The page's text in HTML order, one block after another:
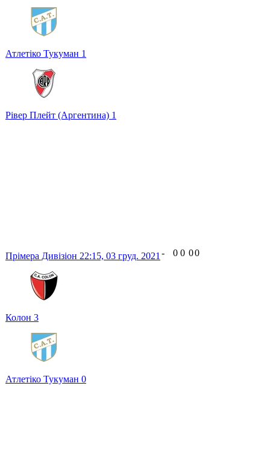
Атлетіко Тукуман 1
Рівер Плейт (Аргентина) 1
Прімера Дивізіон 22:15, 03 груд. 2021
Колон 3
Атлетіко Тукуман 0
- 0 0 00